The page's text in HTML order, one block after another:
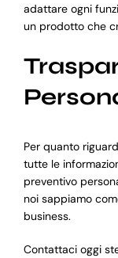
adattare ogni
un prodotto che
Per quanto
tutte le
preventivo
noi sappiamo
business.
Contattaci oggi